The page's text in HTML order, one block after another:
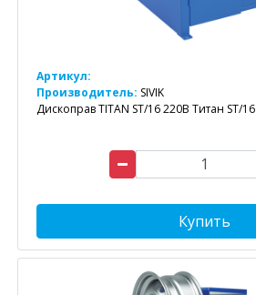
Артикул:
Производитель: SIVIK
Дископрав TITAN ST/16 220В Титан ST/16
Купить